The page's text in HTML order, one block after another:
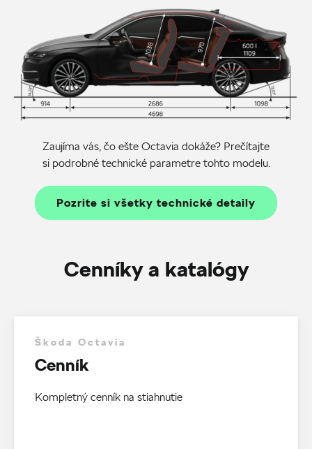
Zaujíma vás, čo ešte Octavia dokáže? Prečítajte
si podrobné technické parametre tohto modelu.
Pozrite si všetky technické detaily
Cenníky a katalógy
Škoda Octavia
Cenník
Kompletný cenník na stiahnutie